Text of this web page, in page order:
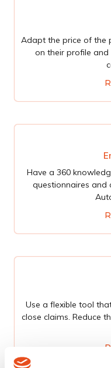
Adapt the price of the
on their profile and
Have a 360
questionnaires and
Use a flexible tool
close claims. Reduce